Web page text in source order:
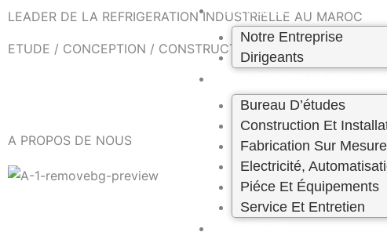
Skip
content
A PROPOS
Notre Entreprise
Dirigeants
Bureau D’études
Construction Et
Fabrication Sur Mesure
Electricité,
Piéce Et Équipements
Service Et Entretien
LEADER DE LA REFRIGERATION INDUSTRIELLE AU MAROC ​
ETUDE / CONCEPTION / CONSTRUCTION – ENTRETIEN
A PROPOS DE NOUS